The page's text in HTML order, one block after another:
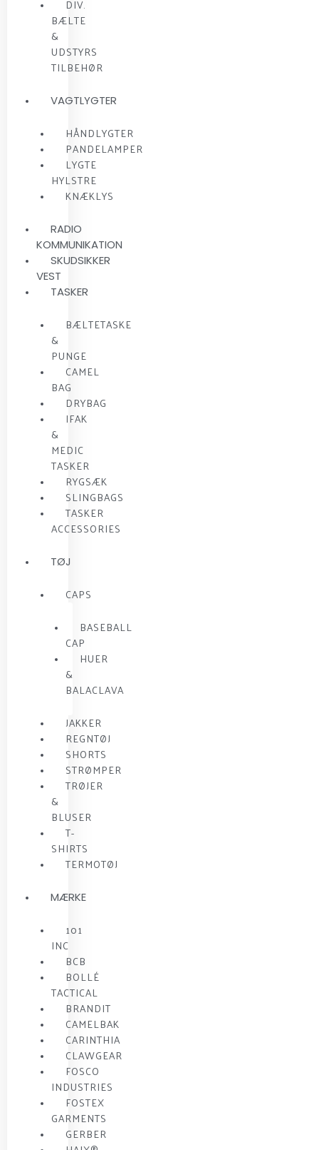
DIV.
BÆLTE
&
UDSTYRS
TILBEHØR
VAGTLYGTER
HÅNDLYGTER
PANDELAMPER
LYGTE
HYLSTRE
KNÆKLYS
RADIO
KOMMUNIKATION
SKUDSIKKER
VEST
TASKER
BÆLTETASKE
&
PUNGE
CAMEL
BAG
DRYBAG
IFAK
&
MEDIC
TASKER
RYGSÆK
SLINGBAGS
TASKER
ACCESSORIES
TØJ
CAPS
BASEBALL
CAP
HUER
&
BALACLAVA
JAKKER
REGNTØJ
SHORTS
STRØMPER
TRØJER
&
BLUSER
T-
SHIRTS
TERMOTØJ
MÆRKE
101
INC
BCB
BOLLÉ
TACTICAL
BRANDIT
CAMELBAK
CARINTHIA
CLAWGEAR
FOSCO
INDUSTRIES
FOSTEX
GARMENTS
GERBER